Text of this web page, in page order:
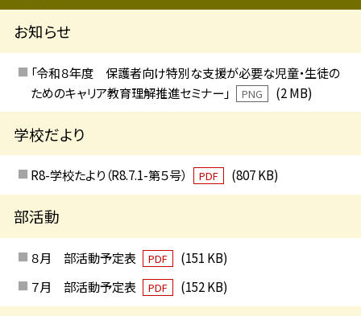
お知らせ
「令和８年度 保護者向け特別な支援が必要な児童・生徒の
ためのキャリア教育理解推進セミナー」
PNG (2 MB)
学校だより
R8-学校たより（R8.7.1-第５号） PDF (807 KB)
部活動
８月 部活動予定表 PDF
(151 KB)
７月 部活動予定表
PDF (152 KB)